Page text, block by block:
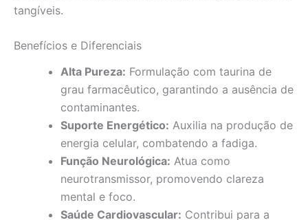
tangíveis.
Benefícios e Diferenciais
Alta Pureza: Formulação com taurina de
grau farmacêutico, garantindo a ausência de
contaminantes.
Suporte Energético: Auxilia na produção de
energia celular, combatendo a fadiga.
Função Neurológica: Atua como
neurotransmissor, promovendo clareza
mental e foco.
Saúde Cardiovascular: Contribui para a